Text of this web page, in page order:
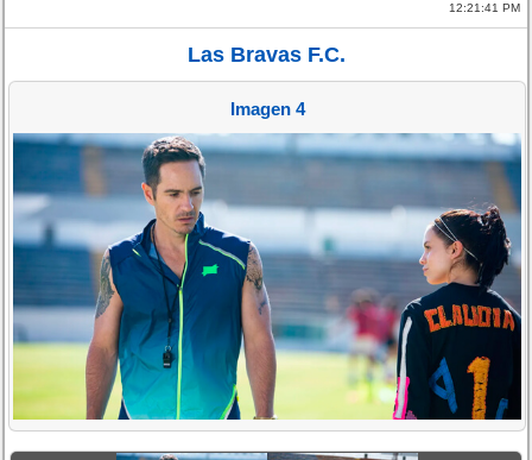
12:21:41 PM
Las Bravas F.C.
Imagen 4